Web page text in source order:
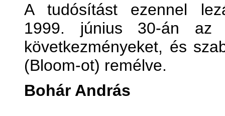
A tudósítást ezennel
1999. június 30-án az
következményeket, és
(Bloom-ot) remélve.
Bohár András